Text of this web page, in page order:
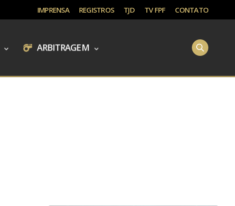
IMPRENSA REGISTROS TJD TV FPF CONTATO
ARBITRAGEM